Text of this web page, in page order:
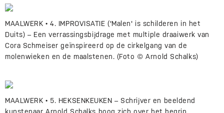
MAALWERK • 4. IMPROVISATIE ('Malen' is schilderen in het
Duits) – Een verrassingsbijdrage met multiple draaiwerk van
Cora Schmeiser geïnspireerd op de cirkelgang van de
molenwieken en de maalstenen. (Foto © Arnold Schalks)
MAALWERK • 5. HEKSENKEUKEN – Schrijver en beeldend